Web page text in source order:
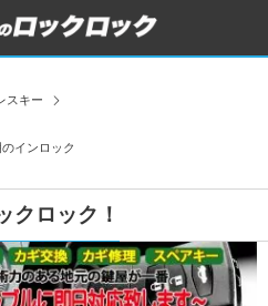
スキー
インロック
クロック！